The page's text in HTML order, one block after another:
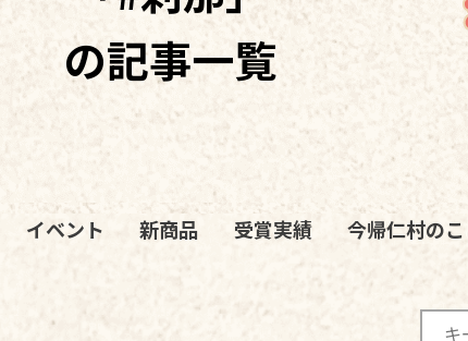
の記事一覧
イベント 新商品 受賞実績 今帰仁村のこ